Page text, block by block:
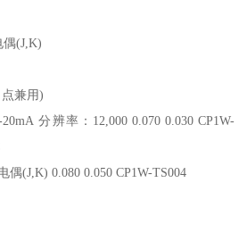
(J,K)
兼用)
分辨率：12,000 0.070 0.030 CP1W-
偶(J,K) 0.080 0.050 CP1W-TS004